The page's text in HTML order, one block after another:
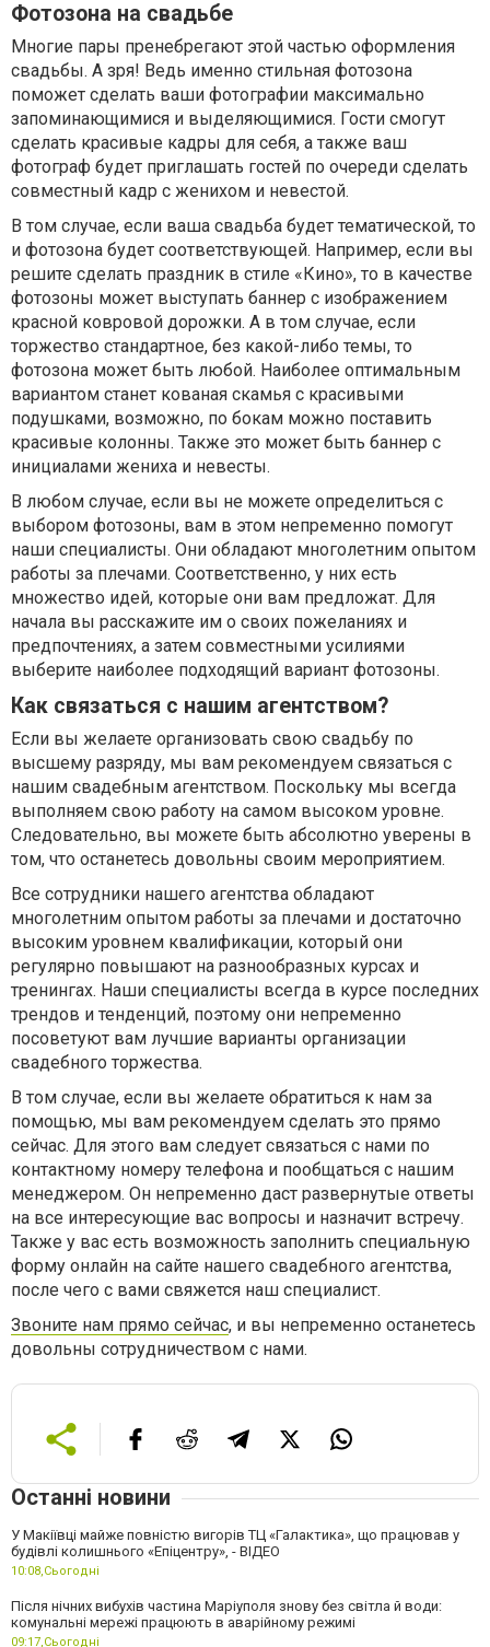
Фотозона на свадьбе
Многие пары пренебрегают этой частью оформления
свадьбы. А зря! Ведь именно стильная фотозона
поможет сделать ваши фотографии максимально
запоминающимися и выделяющимися. Гости смогут
сделать красивые кадры для себя, а также ваш
фотограф будет приглашать гостей по очереди сделать
совместный кадр с женихом и невестой.
В том случае, если ваша свадьба будет тематической, то
и фотозона будет соответствующей. Например, если вы
решите сделать праздник в стиле «Кино», то в качестве
фотозоны может выступать баннер с изображением
красной ковровой дорожки. А в том случае, если
торжество стандартное, без какой-либо темы, то
фотозона может быть любой. Наиболее оптимальным
вариантом станет кованая скамья с красивыми
подушками, возможно, по бокам можно поставить
красивые колонны. Также это может быть баннер с
инициалами жениха и невесты.
В любом случае, если вы не можете определиться с
выбором фотозоны, вам в этом непременно помогут
наши специалисты. Они обладают многолетним опытом
работы за плечами. Соответственно, у них есть
множество идей, которые они вам предложат. Для
начала вы расскажите им о своих пожеланиях и
предпочтениях, а затем совместными усилиями
выберите наиболее подходящий вариант фотозоны.
Как связаться с нашим агентством?
Если вы желаете организовать свою свадьбу по
высшему разряду, мы вам рекомендуем связаться с
нашим свадебным агентством. Поскольку мы всегда
выполняем свою работу на самом высоком уровне.
Следовательно, вы можете быть абсолютно уверены в
том, что останетесь довольны своим мероприятием.
Все сотрудники нашего агентства обладают
многолетним опытом работы за плечами и достаточно
высоким уровнем квалификации, который они
регулярно повышают на разнообразных курсах и
тренингах. Наши специалисты всегда в курсе последних
трендов и тенденций, поэтому они непременно
посоветуют вам лучшие варианты организации
свадебного торжества.
В том случае, если вы желаете обратиться к нам за
помощью, мы вам рекомендуем сделать это прямо
сейчас. Для этого вам следует связаться с нами по
контактному номеру телефона и пообщаться с нашим
менеджером. Он непременно даст развернутые ответы
на все интересующие вас вопросы и назначит встречу.
Также у вас есть возможность заполнить специальную
форму онлайн на сайте нашего свадебного агентства,
после чего с вами свяжется наш специалист.
Звоните нам прямо сейчас, и вы непременно останетесь
довольны сотрудничеством с нами.
Останні новини
У Макіївці майже повністю вигорів ТЦ «Галактика», що працював у
будівлі колишнього «Епіцентру», - ВІДЕО
10:08,Сьогодні
Після нічних вибухів частина Маріуполя знову без світла й води:
комунальні мережі працюють в аварійному режимі
09:17,Сьогодні